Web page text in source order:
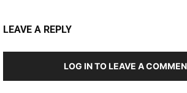
LEAVE A REPLY
LOG IN TO LEAVE A